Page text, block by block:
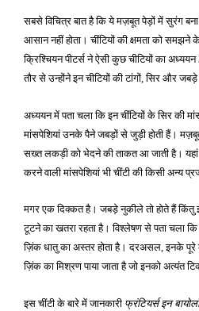
सबसे विचित्र बात है कि ये मज़बूत पेड़ों में सुरंग
आसान नहीं होता। चींटियों की क्षमता को समझने
क्रिश्चियन पीटर्स ने ऐसी कुछ चीटियों का अध्ययन
तौर से उन्होंने इन चीटियों की टांगों,सिर और जबड़े
अध्ययन में पता चला कि इन चींटियों के सिर की
मांसपेशियां उनके पैने जबड़ों से जुड़ी होती हैं।
सख्त लकड़ी को भेदने की ताकत आ जाती है।
करने वाली मांसपेशियां भी चींटी की किसी अन्य
मगर एक दिक्कत है। जबड़े नुकीले तो होते हैं
टूटने का खतरा रहता है। विश्लेषण से पता चला
ज़िंक धातु का अस्तर होता है। दरअसल,इनके पूरे
ज़िंक का मिश्रण पाया जाता है जो इनको अत्यंत
इस चींटी के बारे में जानकारी फ्रंटियर्स इन